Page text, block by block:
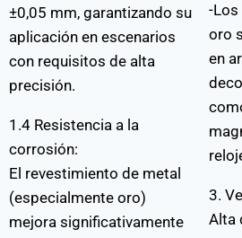
±0,05 mm, garantizando su
aplicación en escenarios
con requisitos de alta
precisión.
1.4 Resistencia a la
corrosión:
El revestimiento de metal
(especialmente oro)
mejora significativamente
-Los
oro
en
3.
Alta